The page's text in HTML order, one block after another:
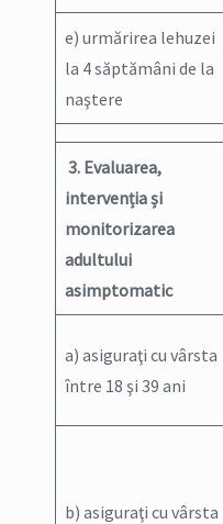
e) urmărirea lehuzei
la 4 săptămâni de la
naştere
3. Evaluarea,
intervenția și
monitorizarea
adultului
asimptomatic
a) asiguraţi cu vârsta
între 18 şi 39 ani
b) asiguraţi cu vârsta